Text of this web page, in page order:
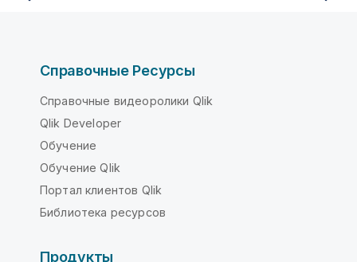
Справочные Ресурсы
Справочные видеоролики Qlik
Qlik Developer
Обучение
Обучение Qlik
Портал клиентов Qlik
Библиотека ресурсов
Продукты